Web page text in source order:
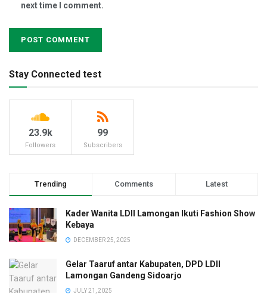
next time I comment.
Stay Connected test
23.9k
Followers
99
Subscribers
Trending Comments Latest
Kader Wanita LDII Lamongan Ikuti Fashion Show
Kebaya
DECEMBER 25, 2025
Gelar Taaruf antar Kabupaten, DPD LDII
Lamongan Gandeng Sidoarjo
JULY 21, 2025